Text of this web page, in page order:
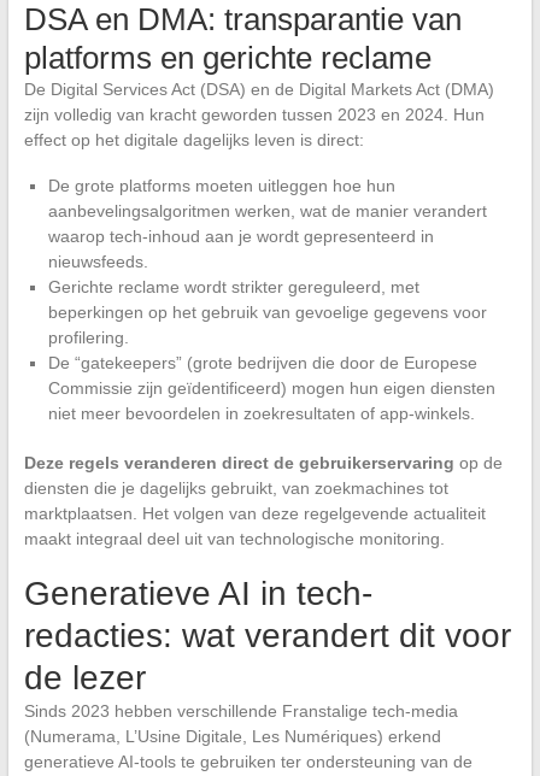
DSA en DMA: transparantie van
platforms en gerichte reclame
De Digital Services Act (DSA) en de Digital Markets Act (DMA)
zijn volledig van kracht geworden tussen 2023 en 2024. Hun
effect op het digitale dagelijks leven is direct:
De grote platforms moeten uitleggen hoe hun
aanbevelingsalgoritmen werken, wat de manier verandert
waarop tech-inhoud aan je wordt gepresenteerd in
nieuwsfeeds.
Gerichte reclame wordt strikter gereguleerd, met
beperkingen op het gebruik van gevoelige gegevens voor
profilering.
De “gatekeepers” (grote bedrijven die door de Europese
Commissie zijn geïdentificeerd) mogen hun eigen diensten
niet meer bevoordelen in zoekresultaten of app-winkels.
Deze regels veranderen direct de gebruikerservaring op de
diensten die je dagelijks gebruikt, van zoekmachines tot
marktplaatsen. Het volgen van deze regelgevende actualiteit
maakt integraal deel uit van technologische monitoring.
Generatieve AI in tech-
redacties: wat verandert dit voor
de lezer
Sinds 2023 hebben verschillende Franstalige tech-media
(Numerama, L’Usine Digitale, Les Numériques) erkend
generatieve AI-tools te gebruiken ter ondersteuning van de